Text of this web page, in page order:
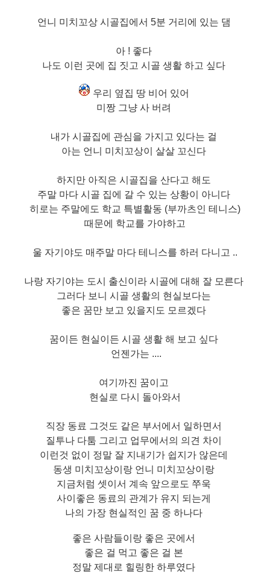
언니 미치꼬상 시골집에서 5분 거리에 있는 댐
아 ! 좋다
나도 이런 곳에 집 짓고 시골 생활 하고 싶다
우리 옆집 땅 비어 있어
미짱 그냥 사 버려
내가 시골집에 관심을 가지고 있다는 걸
아는 언니 미치꼬상이 살살 꼬신다
하지만 아직은 시골집을 산다고 해도
주말 마다 시골 집에 갈 수 있는 상황이 아니다
히로는 주말에도 학교 특별활동 (부까츠인 테니스)
때문에 학교를 가야하고
울 자기야도 매주말 마다 테니스를 하러 다니고 ..
나랑 자기야는 도시 출신이라 시골에 대해 잘 모른다
그러다 보니 시골 생활의 현실보다는
좋은 꿈만 보고 있을지도 모르겠다
꿈이든 현실이든 시골 생활 해 보고 싶다
언젠가는 ....
여기까진 꿈이고
현실로 다시 돌아와서
직장 동료 그것도 같은 부서에서 일하면서
질투나 다툼 그리고 업무에서의 의견 차이
이런것 없이 정말 잘 지내기가 쉽지가 않은데
동생 미치꼬상이랑 언니 미치꼬상이랑
지금처럼 셋이서 계속 앞으로도 쭈욱
사이좋은 동료의 관계가 유지 되는게
나의 가장 현실적인 꿈 중 하나다
좋은 사람들이랑 좋은 곳에서
좋은 걸 먹고 좋은 걸 본
정말 제대로 힐링한 하루였다